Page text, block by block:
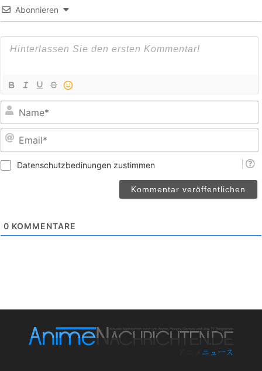
Abonnieren
Datenschutzbedinungen zustimmen
0 KOMMENTARE